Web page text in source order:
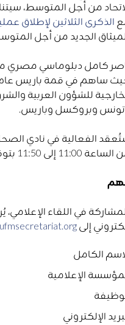
من أجل المتوسط،
الذكرى الثلاثين لإطلاق
الجديد من أجل
للشؤون العربية
وبروكسل وباريس.
الفعالية في نادي
11:00 إلى 11:50 بتوقيت وسط أوروبا.
إلى
الكامل
الإعلامية
الإلكتروني